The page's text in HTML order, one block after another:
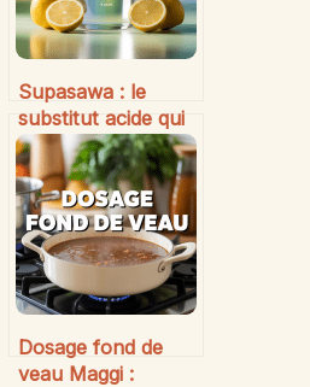
Supasawa : le
substitut acide qui
révolutionne le bar
et la cuisine
Dosage fond de
veau Maggi :